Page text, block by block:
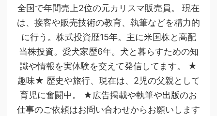
全国で年間売上2位の元カリスマ販売員。 現在
は、接客や販売技術の教育、執筆などを精力的
に行う。株式投資歴15年。主に米国株と高配
当株投資。愛犬家歴6年。犬と暮らすための知
識や情報を実体験を交えて発信してます。 ★
趣味★ 歴史や旅行、現在は、2児の父親として
育児に奮闘中。 ★広告掲載や執筆や出版のお
仕事のご依頼はお問い合わせからお願いします